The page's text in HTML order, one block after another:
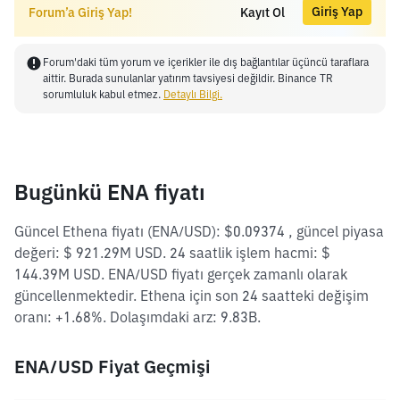
Forum’a Giriş Yap! Kayıt Ol Giriş Yap
Forum'daki tüm yorum ve içerikler ile dış bağlantılar üçüncü taraflara
aittir. Burada sunulanlar yatırım tavsiyesi değildir. Binance TR
sorumluluk kabul etmez. Detaylı Bilgi.
Bugünkü ENA fiyatı
Güncel Ethena fiyatı (ENA/USD): $0.09374 , güncel piyasa
değeri: $ 921.29M USD. 24 saatlik işlem hacmi: $
144.39M USD. ENA/USD fiyatı gerçek zamanlı olarak
güncellenmektedir. Ethena için son 24 saatteki değişim
oranı: +1.68%. Dolaşımdaki arz: 9.83B.
ENA/USD Fiyat Geçmişi